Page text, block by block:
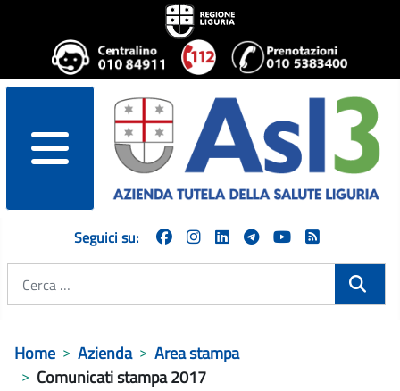
menu
Seguici su:
Home Azienda
Area stampa
Comunicati stampa 2017